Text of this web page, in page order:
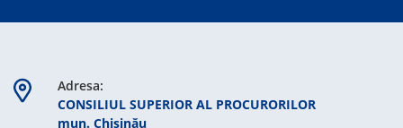
Adresa:
CONSILIUL SUPERIOR AL PROCURORILOR
mun. Chişinău